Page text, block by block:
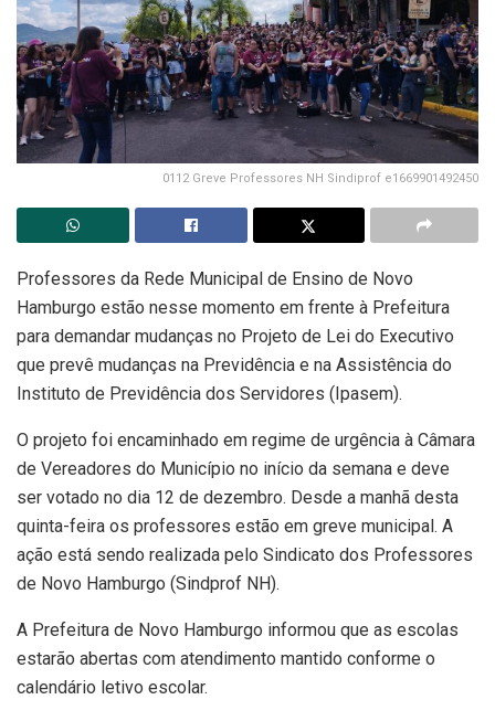
0112 Greve Professores NH Sindiprof e1669901492450
Professores da Rede Municipal de Ensino de Novo
Hamburgo estão nesse momento em frente à Prefeitura
para demandar mudanças no Projeto de Lei do Executivo
que prevê mudanças na Previdência e na Assistência do
Instituto de Previdência dos Servidores (Ipasem).
O projeto foi encaminhado em regime de urgência à Câmara
de Vereadores do Município no início da semana e deve
ser votado no dia 12 de dezembro. Desde a manhã desta
quinta-feira os professores estão em greve municipal. A
ação está sendo realizada pelo Sindicato dos Professores
de Novo Hamburgo (Sindprof NH).
A Prefeitura de Novo Hamburgo informou que as escolas
estarão abertas com atendimento mantido conforme o
calendário letivo escolar.